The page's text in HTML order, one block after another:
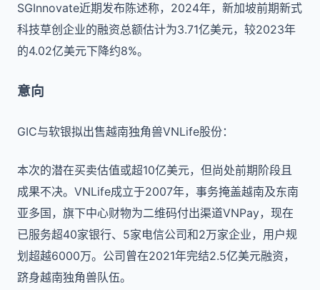
SGInnovate近期发布陈述称，2024年，新加坡前期新式
科技草创企业的融资总额估计为3.71亿美元，较2023年
的4.02亿美元下降约8%。
意向
GIC与软银拟出售越南独角兽VNLife股份：
本次的潜在买卖估值或超10亿美元，但尚处前期阶段且
成果不决。VNLife成立于2007年，事务掩盖越南及东南
亚多国，旗下中心财物为二维码付出渠道VNPay，现在
已服务超40家银行、5家电信公司和2万家企业，用户规
划超越6000万。公司曾在2021年完结2.5亿美元融资，
跻身越南独角兽队伍。